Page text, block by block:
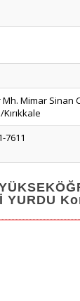
Mimar Sinan
7611
YURDU